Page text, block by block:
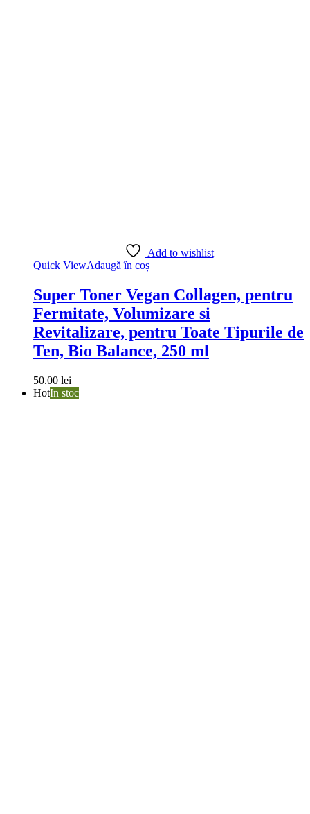
Add to wishlist
Quick ViewAdaugă în coș
Super Toner Vegan Collagen, pentru
Fermitate, Volumizare si
Revitalizare, pentru Toate Tipurile de
Ten, Bio Balance, 250 ml
50.00 lei
HotIn stoc